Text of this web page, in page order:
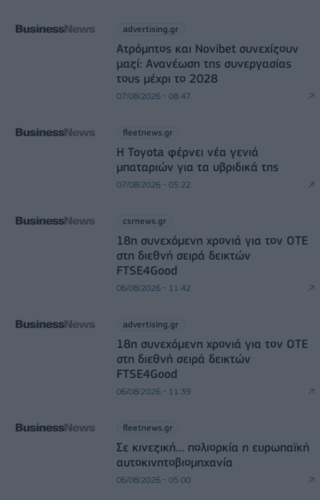
advertising.gr
Ατρόμητος και Novibet συνεχίζουν
μαζί: Ανανέωση της συνεργασίας
τους μέχρι το 2028
07/08/2026 - 08:47
fleetnews.gr
Η Toyota φέρνει νέα γενιά
μπαταριών για τα υβριδικά της
07/08/2026 - 05:22
csrnews.gr
18η συνεχόμενη χρονιά για τον ΟΤΕ
στη διεθνή σειρά δεικτών
FTSE4Good
06/08/2026 - 11:42
advertising.gr
18η συνεχόμενη χρονιά για τον ΟΤΕ
στη διεθνή σειρά δεικτών
FTSE4Good
06/08/2026 - 11:39
fleetnews.gr
Σε κινεζική… πολιορκία η ευρωπαϊκή
αυτοκινητοβιομηχανία
06/08/2026 - 05:00